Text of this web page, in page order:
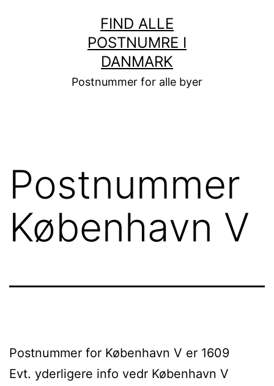
FIND ALLE
POSTNUMRE I
DANMARK
Postnummer for alle byer
Postnummer
København V
Postnummer for København V er 1609
Evt. yderligere info vedr København V